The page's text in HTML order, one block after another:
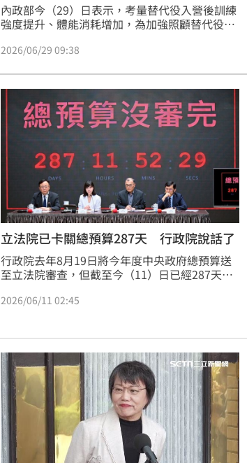
內政部今（29）日表示，考量替代役入營後訓練
強度提升、體能消耗增加，為加強照顧替代役飲
調增替代役團膳主副食費，本島地區調增為
地區調增為5,360元，外島之離島含國外地區調
增為5,580元，其中本島地區調幅最高達
18.75%。
2026/06/29 09:38
立法院已卡關總預算287天 行政院說話了
行政院去年8月19日將今年度中央政府總預算送
至立法院審查，但截至今（11）日已經287天仍
總預算到立法院審議，對此，行政院發言人李慧
讓立法院出現兩本總預算都沒有審完的歷史紀
錄」。
2026/06/11 02:45